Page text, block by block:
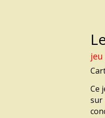
Ce
sur